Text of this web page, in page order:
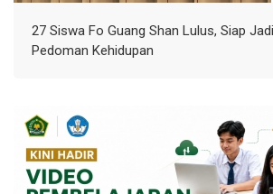
27 Siswa Fo Guang Shan Lulus, Siap
Pedoman Kehidupan